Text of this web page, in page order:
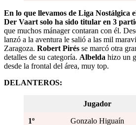
En lo que llevamos de Liga Nostálgica
Der Vaart solo ha sido titular en 3
que muchos mánager contaran con él.
lanzó a la aventura le salió a las mil
Zaragoza. Robert Pirés se marcó otra
detalles de su categoría. Albelda hizo un
desde la frontal del área, muy top.
DELANTEROS:
Jugador
1º Gonzalo Higuaín